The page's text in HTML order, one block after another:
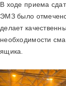
В ходе приема
ЭМЗ было
делает
необходимости
ящика.